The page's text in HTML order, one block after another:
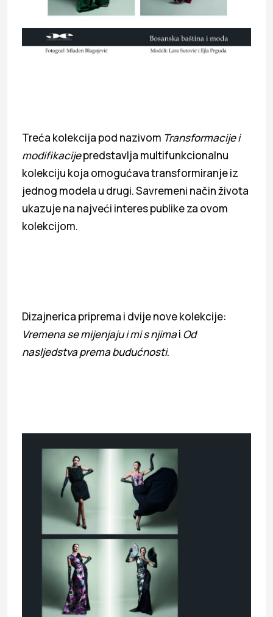
Treća kolekcija pod nazivom Transformacije i
modifikacijepredstavlja multifunkcionalnu
kolekciju koja omogućava transformiranje iz
jednog modela u drugi. Savremeni način života
ukazuje na najveći interes publike za ovom
kolekcijom.
Dizajnerica priprema i dvije nove kolekcije:
Vremena se mijenjaju i mi s njimai Od
nasljedstva prema budućnosti.